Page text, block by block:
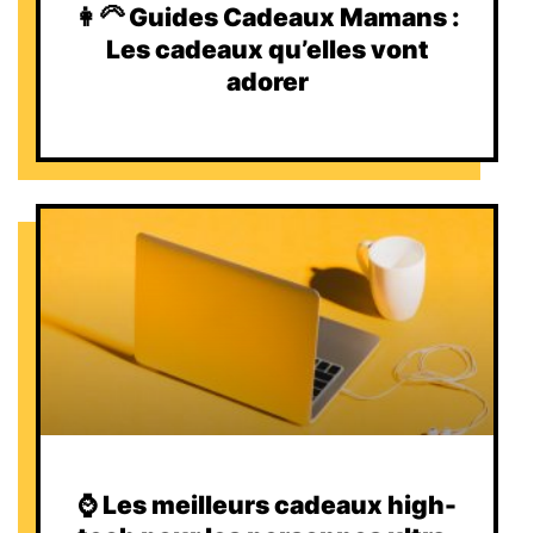
👩‍🦳 Guides Cadeaux Mamans :
Les cadeaux qu’elles vont
adorer
⌚️ Les meilleurs cadeaux high-